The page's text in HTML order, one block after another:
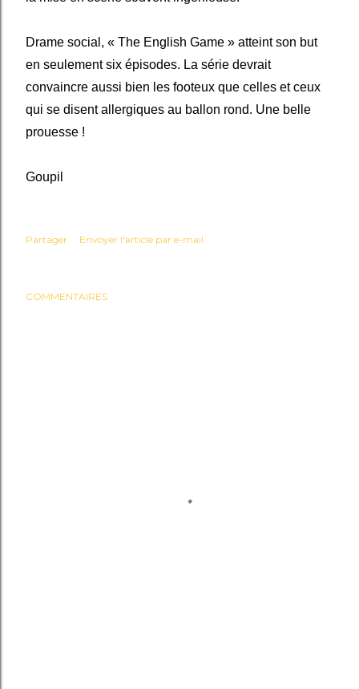
Drame social, « The English Game » atteint son but
en seulement six épisodes. La série devrait
convaincre aussi bien les footeux que celles et ceux
qui se disent allergiques au ballon rond. Une belle
prouesse !
Goupil
Partager Envoyer l'article par e-mail
COMMENTAIRES